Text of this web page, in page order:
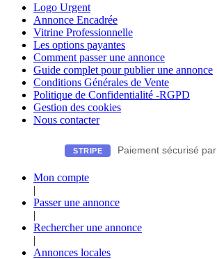
Logo Urgent
Annonce Encadrée
Vitrine Professionnelle
Les options payantes
Comment passer une annonce
Guide complet pour publier une annonce
Conditions Générales de Vente
Politique de Confidentialité -RGPD
Gestion des cookies
Nous contacter
STRIPE Paiement sécurisé par
Mon compte
|
Passer une annonce
|
Rechercher une annonce
|
Annonces locales